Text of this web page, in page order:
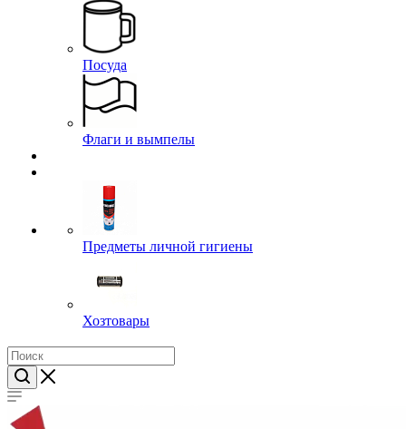
Посуда
Флаги и вымпелы
Предметы личной гигиены
Хозтовары